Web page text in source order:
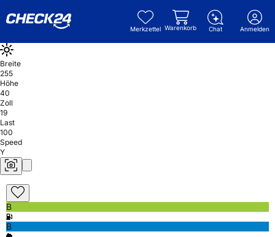
Merkzettel Warenkorb Chat Anmelden
Breite
255
Höhe
40
Zoll
19
Last
100
Speed
Y
B
B